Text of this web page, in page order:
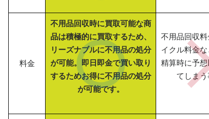
料金
不用品回収時に買取可能な商
品は積極的に買取するため、
リーズナブルに不用品の処分
が可能。即日即金で買い取り
するためお得に不用品の処分
が可能です。
不用品回収
イクル料金
精算時に予
てしま